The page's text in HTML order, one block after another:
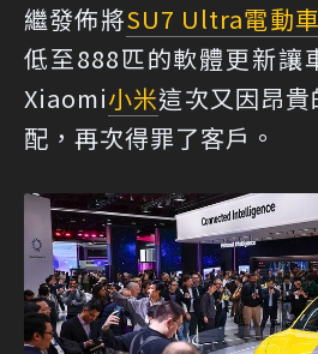
繼發佈將SU7 Ultra電動車
低至888匹的軟體更新讓
Xiaomi小米這次又因昂
配，再次得罪了客戶。